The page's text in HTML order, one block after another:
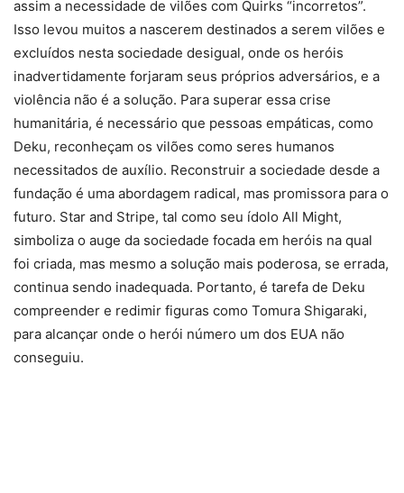
assim a necessidade de vilões com Quirks “incorretos”.
Isso levou muitos a nascerem destinados a serem vilões e
excluídos nesta sociedade desigual, onde os heróis
inadvertidamente forjaram seus próprios adversários, e a
violência não é a solução. Para superar essa crise
humanitária, é necessário que pessoas empáticas, como
Deku, reconheçam os vilões como seres humanos
necessitados de auxílio. Reconstruir a sociedade desde a
fundação é uma abordagem radical, mas promissora para o
futuro. Star and Stripe, tal como seu ídolo All Might,
simboliza o auge da sociedade focada em heróis na qual
foi criada, mas mesmo a solução mais poderosa, se errada,
continua sendo inadequada. Portanto, é tarefa de Deku
compreender e redimir figuras como Tomura Shigaraki,
para alcançar onde o herói número um dos EUA não
conseguiu.